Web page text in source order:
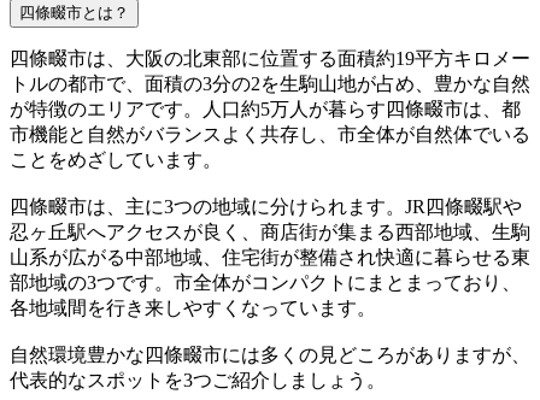
四條畷市とは？
四條畷市は、大阪の北東部に位置する面積約19平方キロメー
トルの都市で、面積の3分の2を生駒山地が占め、豊かな自然
が特徴のエリアです。人口約5万人が暮らす四條畷市は、都
市機能と自然がバランスよく共存し、市全体が自然体でいる
ことをめざしています。
四條畷市は、主に3つの地域に分けられます。JR四條畷駅や
忍ヶ丘駅へアクセスが良く、商店街が集まる西部地域、生駒
山系が広がる中部地域、住宅街が整備され快適に暮らせる東
部地域の3つです。市全体がコンパクトにまとまっており、
各地域間を行き来しやすくなっています。
自然環境豊かな四條畷市には多くの見どころがありますが、
代表的なスポットを3つご紹介しましょう。